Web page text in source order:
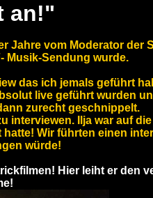
an!"
Jahre vom Moderator der
Musik-Sendung wurde.
das ich jemals geführt
live geführt wurden
zurecht geschnippelt.
interviewen. Ilja war auf
Wir führten einen
würde!
Hier leiht er den